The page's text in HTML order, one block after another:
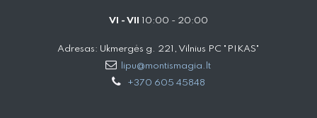
VI - VII 10:00 - 20:00
Adresas: Ukmergės g. 221, Vilnius PC "PIKAS"
lipu@montismagia.lt
+370 605 45848